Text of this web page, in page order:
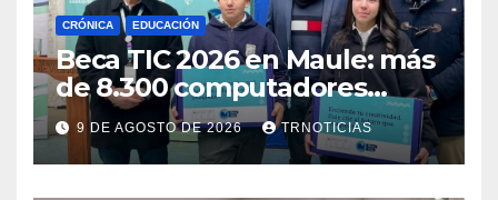
CRÓNICA EDUCACIÓN
Beca TIC 2026 en Maule: más
de 8.300 computadores
están siendo entregados en
la región
9 DE AGOSTO DE 2026 TRNOTICIAS